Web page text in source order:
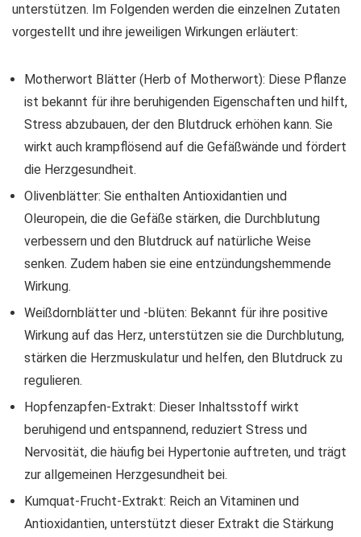
unterstützen. Im Folgenden werden die einzelnen Zutaten
vorgestellt und ihre jeweiligen Wirkungen erläutert:
Motherwort Blätter (Herb of Motherwort): Diese Pflanze
ist bekannt für ihre beruhigenden Eigenschaften und hilft,
Stress abzubauen, der den Blutdruck erhöhen kann. Sie
wirkt auch krampflösend auf die Gefäßwände und fördert
die Herzgesundheit.
Olivenblätter: Sie enthalten Antioxidantien und
Oleuropein, die die Gefäße stärken, die Durchblutung
verbessern und den Blutdruck auf natürliche Weise
senken. Zudem haben sie eine entzündungshemmende
Wirkung.
Weißdornblätter und -blüten: Bekannt für ihre positive
Wirkung auf das Herz, unterstützen sie die Durchblutung,
stärken die Herzmuskulatur und helfen, den Blutdruck zu
regulieren.
Hopfenzapfen-Extrakt: Dieser Inhaltsstoff wirkt
beruhigend und entspannend, reduziert Stress und
Nervosität, die häufig bei Hypertonie auftreten, und trägt
zur allgemeinen Herzgesundheit bei.
Kumquat-Frucht-Extrakt: Reich an Vitaminen und
Antioxidantien, unterstützt dieser Extrakt die Stärkung